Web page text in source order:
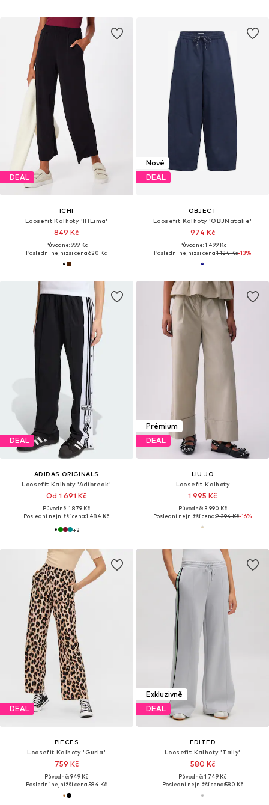
DEAL
ICHI
Loosefit Kalhoty 'IHLima'
849 Kč
Původně: 999 Kč
Poslední nejnižší cena:620 Kč
Nové
DEAL
OBJECT
Loosefit Kalhoty 'OBJNatalie'
974 Kč
Původně: 1 499 Kč
Poslední nejnižší cena:1 124 Kč-13%
DEAL
ADIDAS ORIGINALS
Loosefit Kalhoty 'Adibreak'
Od 1 691 Kč
Původně: 1 879 Kč
Poslední nejnižší cena:1 484 Kč
+2
Prémium
DEAL
LIU JO
Loosefit Kalhoty
1 995 Kč
Původně: 3 990 Kč
Poslední nejnižší cena:2 394 Kč-16%
DEAL
PIECES
Loosefit Kalhoty 'Gurla'
759 Kč
Původně: 949 Kč
Poslední nejnižší cena:584 Kč
Exkluzivně
DEAL
EDITED
Loosefit Kalhoty 'Tally'
580 Kč
Původně: 1 749 Kč
Poslední nejnižší cena:580 Kč